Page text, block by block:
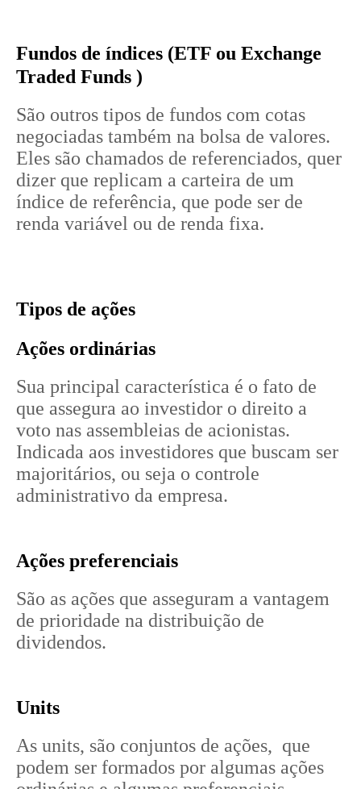
Fundos de índices (ETF ou Exchange
Traded Funds )
São outros tipos de fundos com cotas
negociadas também na bolsa de valores.
Eles são chamados de referenciados, quer
dizer que replicam a carteira de um
índice de referência, que pode ser de
renda variável ou de renda fixa.
Tipos de ações
Ações ordinárias
Sua principal característica é o fato de
que assegura ao investidor o direito a
voto nas assembleias de acionistas.
Indicada aos investidores que buscam ser
majoritários, ou seja o controle
administrativo da empresa.
Ações preferenciais
São as ações que asseguram a vantagem
de prioridade na distribuição de
dividendos.
Units
As units, são conjuntos de ações, que
podem ser formados por algumas ações